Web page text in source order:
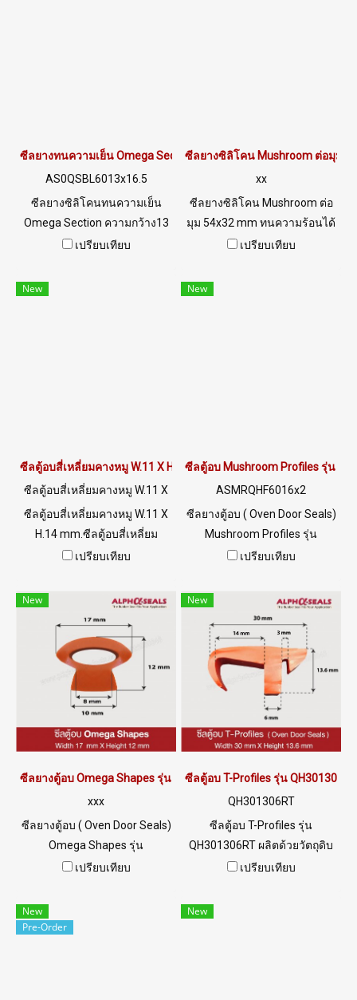
ซีลยางทนความเย็น Omega Section AS0QSL6013x16.5
AS0QSBL6013x16.5
ซีลยางซิลิโคนทนความเย็น
Omega Section ความกว้าง13
mm. ความสูง 16.5 mm ทน
/ 0926568846 LINE@ :
เปรียบเทียบ
ซีลยางซิลิโคน Mushroom ต่อมุม
xx
ซีลยางซิลิโคน Mushroom ต่อ
มุม 54x32 mm ทนความร้อนได้
สูงสุด220 °C ( Working temp.
สูง ทนความร้อนได้นานต่อเนื่อง
เปรียบเทียบ
New
ซีลตู้อบสี่เหลี่ยมคางหมู W.11 X H.14 mm.
ซีลตู้อบสี่เหลี่ยมคางหมู W.11 X
H.14 mm.
ซีลตู้อบสี่เหลี่ยมคางหมู W.11 X
H.14 mm.ซีลตู้อบสี่เหลี่ยม
คางหมู Trapezoid Shapes เป็น
สีขาว รูปหน้าตัดคล้ายสี่เหลี่ยม
ทนความร้อนสูงสุด 220 °C Tel:
0 2489 5525 / 09 2656 8846
LINE@ : @ptiglobal
เปรียบเทียบ
New
ซีลตู้อบ Mushroom Profiles รุ่น
ASMRQHF6016x2
ซีลยางตู้อบ ( Oven Door Seals)
Mushroom Profiles รุ่น
ASMRQHF6016x22 ซีลยาง
Seals) ทนความร้อนสูง 315 °C (
MAX) ยืดหยุ่นสูง ไม่เสียรูปง่าย
ใช้งานได้นาน ฟู้ดเกรด สามารถ
ใช้งานในอุตสาหกรรมอาหาร
หรือตู้อบสำหรับอาหารเป็นต้น
Tel: 0 2489 5525 / 09 2656
8846 LINE@ : @ptiglobal
เปรียบเทียบ
New
ซีลยางตู้อบ Omega Shapes รุ่น QH171203RO
xxx
ซีลยางตู้อบ ( Oven Door Seals)
Omega Shapes รุ่น
QH171203RO เป็นซีลยางขอบ
ทนความร้อนสูง 315 °C ( MAX)
ยืดหยุ่นสูง ไม่เสียรูปง่าย ใช้งาน
เปรียบเทียบ
New
ซีลตู้อบ T-Profiles รุ่น QH301306RT
QH301306RT
ซีลตู้อบ T-Profiles รุ่น
QH301306RT ผลิตด้วยวัตถุดิบ
ยางซิลิโคนเกรดพิเศษ ทำให้มี
อายุการใช้งานได้นานกว่า ฟู้ด
เปรียบเทียบ
New
Pre-Order
New